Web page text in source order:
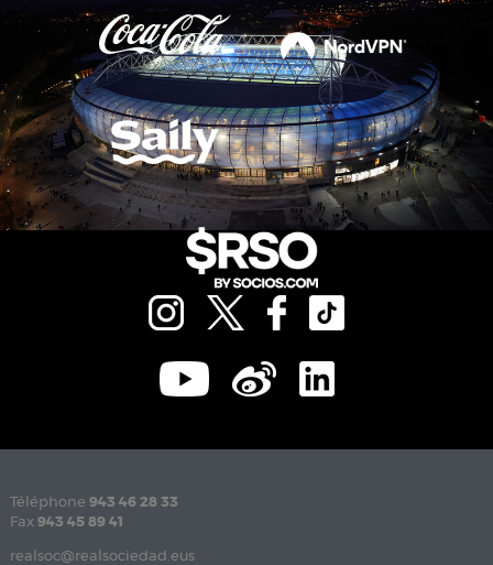
Téléphone 943 46 28 33
Fax 943 45 89 41
realsoc@realsociedad.eus